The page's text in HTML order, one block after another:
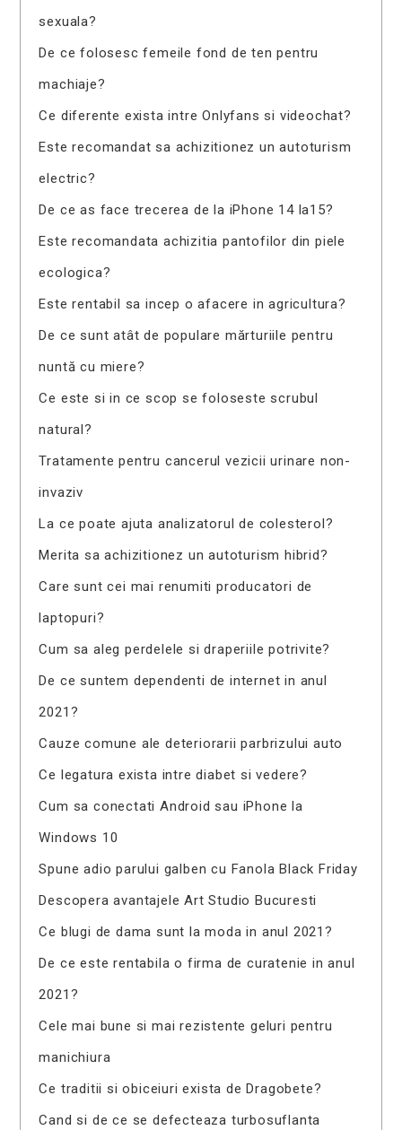
sexuala?
De ce folosesc femeile fond de ten pentru
machiaje?
Ce diferente exista intre Onlyfans si videochat?
Este recomandat sa achizitionez un autoturism
electric?
De ce as face trecerea de la iPhone 14 la15?
Este recomandata achizitia pantofilor din piele
ecologica?
Este rentabil sa incep o afacere in agricultura?
De ce sunt atât de populare mărturiile pentru
nuntă cu miere?
Ce este si in ce scop se foloseste scrubul
natural?
Tratamente pentru cancerul vezicii urinare non-
invaziv
La ce poate ajuta analizatorul de colesterol?
Merita sa achizitionez un autoturism hibrid?
Care sunt cei mai renumiti producatori de
laptopuri?
Cum sa aleg perdelele si draperiile potrivite?
De ce suntem dependenti de internet in anul
2021?
Cauze comune ale deteriorarii parbrizului auto
Ce legatura exista intre diabet si vedere?
Cum sa conectati Android sau iPhone la
Windows 10
Spune adio parului galben cu Fanola Black Friday
Descopera avantajele Art Studio Bucuresti
Ce blugi de dama sunt la moda in anul 2021?
De ce este rentabila o firma de curatenie in anul
2021?
Cele mai bune si mai rezistente geluri pentru
manichiura
Ce traditii si obiceiuri exista de Dragobete?
Cand si de ce se defecteaza turbosuflanta